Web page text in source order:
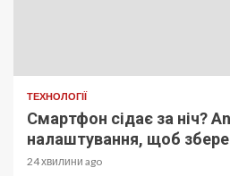
ТЕХНОЛОГІЇ
Смартфон сідає за ніч?
налаштування, щоб
24 хвилини ago